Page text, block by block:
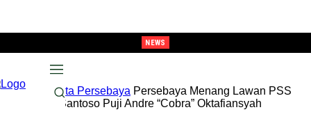
NEWS
Beranda Berita Persebaya Persebaya Menang Lawan PSS
Sleman, Aji Santoso Puji Andre “Cobra” Oktafiansyah